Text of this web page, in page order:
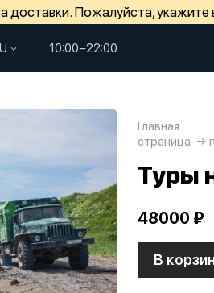
доставки. Пожалуйста,
10:00−22:00
Главная
страница
Туры
48000 ₽
В